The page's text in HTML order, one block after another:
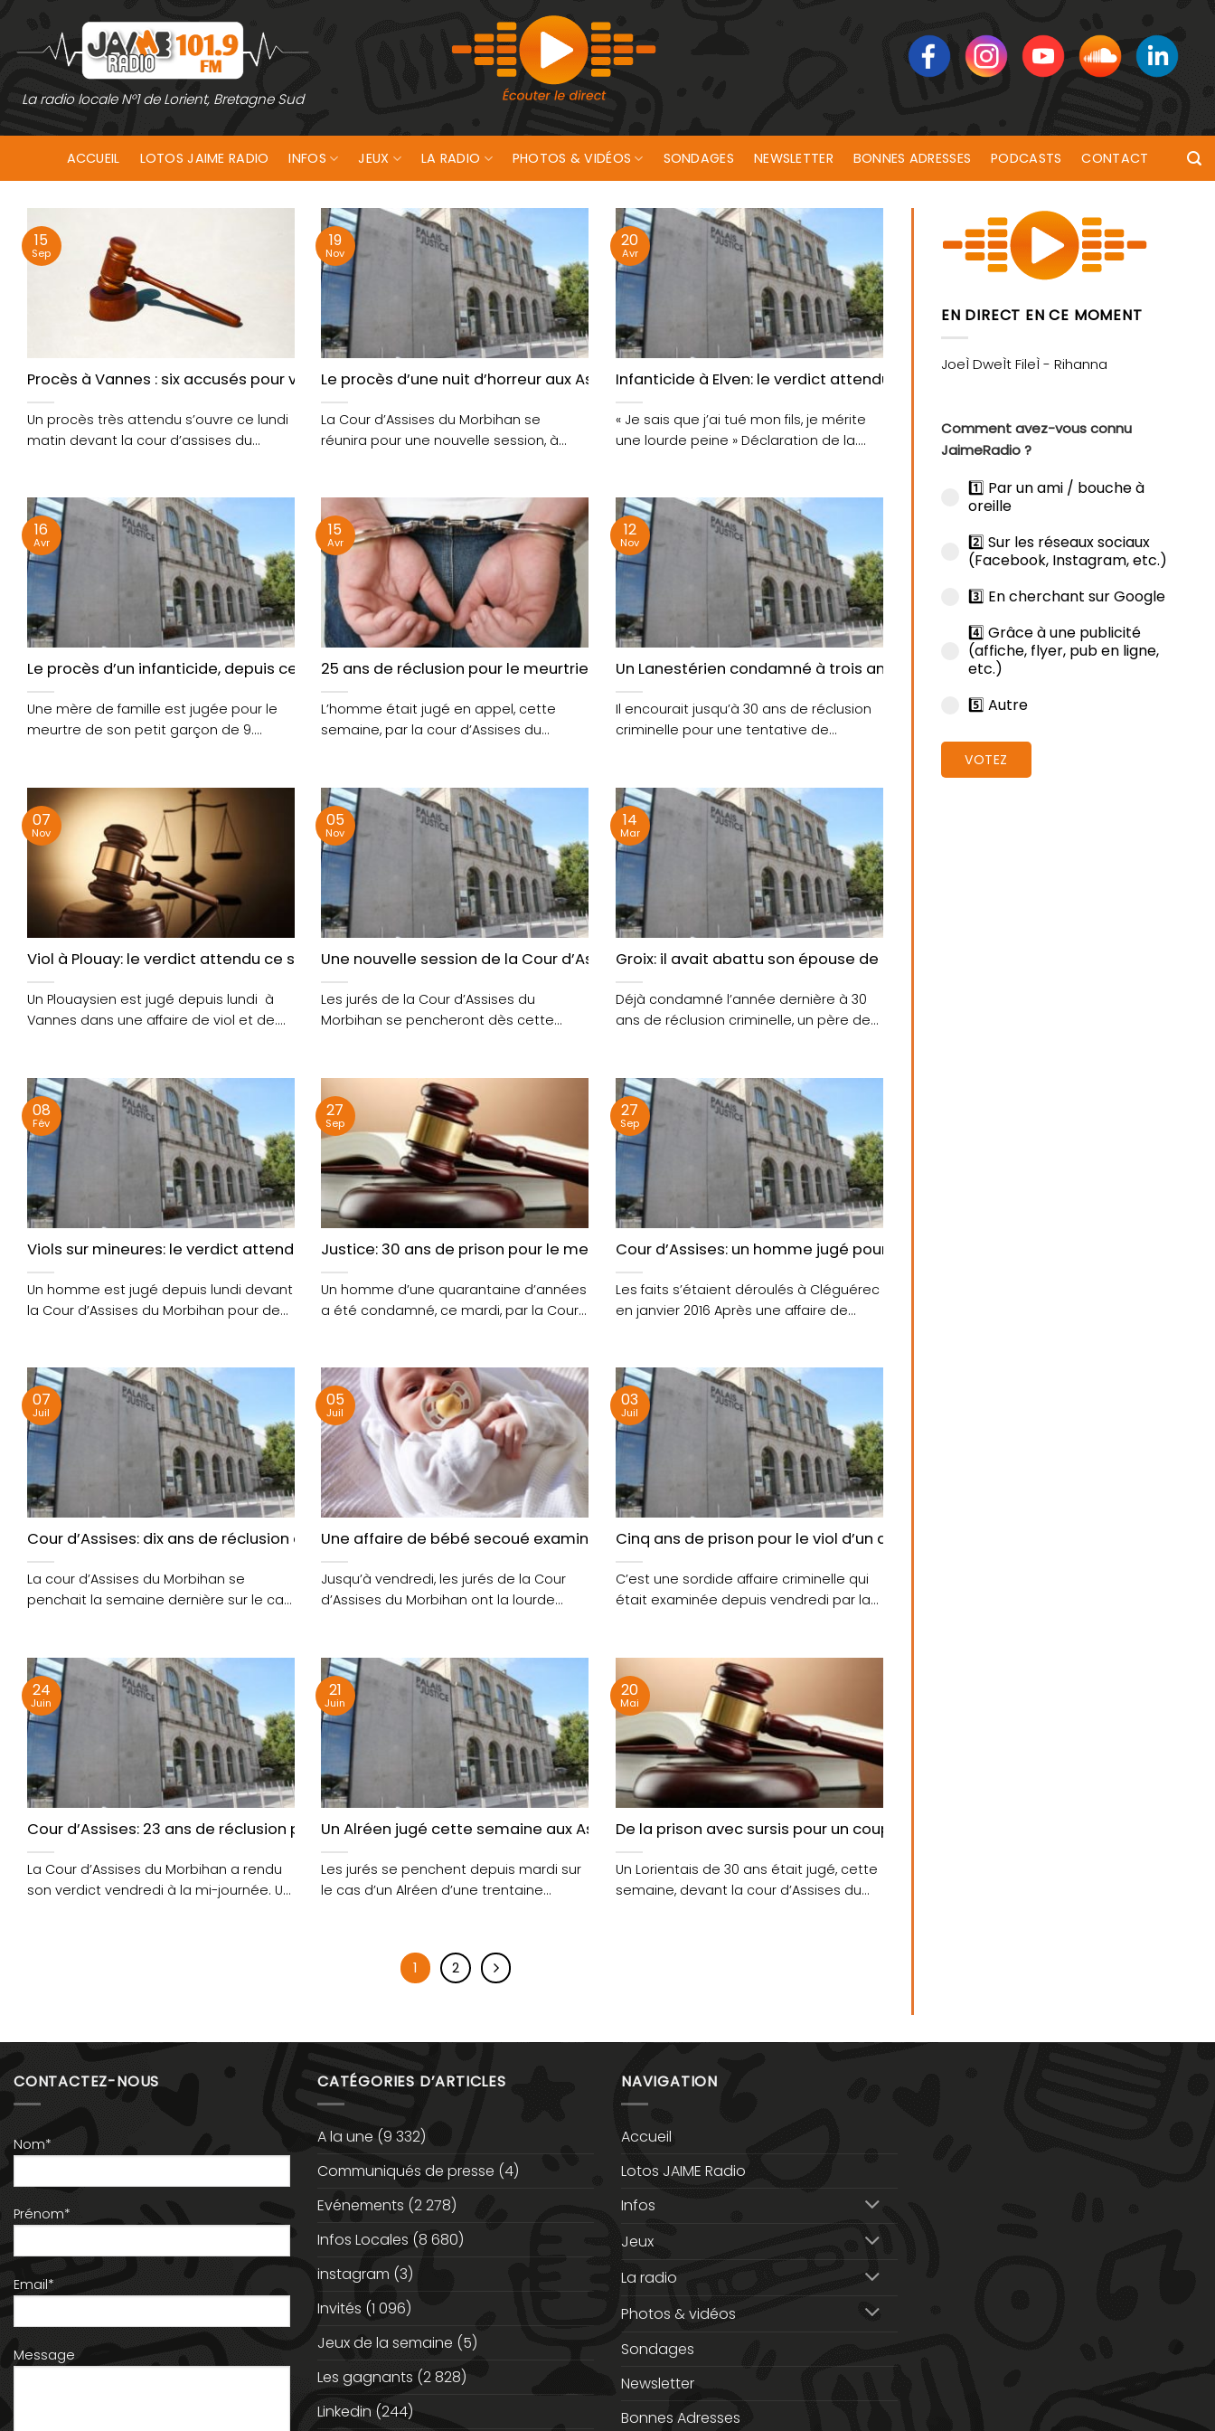
contenu
La radio locale N°1 de Lorient, Bretagne Sud
ACCUEIL LOTOS JAIME RADIO INFOS JEUX LA RADIO PHOTOS & VIDÉOS SONDAGES NEWSLETTER BONNES ADRESSES PODCASTS CONTACT
Procès à Vannes : six accusés pour violences à Lorient
Un procès très attendu s’ouvre ce lundi
matin devant la cour d’assises du
15
Sep
Le procès d’une nuit d’horreur aux Assises du Morbihan
La Cour d’Assises du Morbihan se
réunira pour une nouvelle session, à
19
Nov
Infanticide à Elven: le verdict attendu ce mardi
« Je sais que j’ai tué mon fils, je mérite
une lourde peine » Déclaration de la....
20
Avr
Le procès d’un infanticide, depuis ce matin aux Assises du Morbihan
Une mère de famille est jugée pour le
meurtre de son petit garçon de 9....
16
Avr
25 ans de réclusion pour le meurtrier quimpérois
L’homme était jugé en appel, cette
semaine, par la cour d’Assises du
15
Avr
Un Lanestérien condamné à trois ans de prison pour tentative de meurtre
Il encourait jusqu’à 30 ans de réclusion
criminelle pour une tentative de
12
Nov
Viol à Plouay: le verdict attendu ce soir
Un Plouaysien est jugé depuis lundi à
Vannes dans une affaire de viol et de....
07
Nov
Une nouvelle session de la Cour d’Assises du Morbihan à partir d’aujourd’hui
Les jurés de la Cour d’Assises du
Morbihan se pencheront dès cette
05
Nov
Groix: il avait abattu son épouse de plusieurs coups de fusil et sera rejugé en
Déjà condamné l’année dernière à 30
ans de réclusion criminelle, un père de
14
Mar
Viols sur mineures: le verdict attendu ce soir, à Vannes
Un homme est jugé depuis lundi devant
la Cour d’Assises du Morbihan pour des
08
Fév
Justice: 30 ans de prison pour le meurtre d’Auray
Un homme d’une quarantaine d’années
a été condamné, ce mardi, par la Cour
27
Sep
Cour d’Assises: un homme jugé pour tentative de meurtre
Les faits s’étaient déroulés à Cléguérec
en janvier 2016 Après une affaire de
27
Sep
Cour d’Assises: dix ans de réclusion criminelle pour le père du bébé secoué
La cour d’Assises du Morbihan se
penchait la semaine dernière sur le cas
07
Juil
Une affaire de bébé secoué examinée en ce moment à Vannes
Jusqu’à vendredi, les jurés de la Cour
d’Assises du Morbihan ont la lourde
05
Juil
Cinq ans de prison pour le viol d’un adolescent
C’est une sordide affaire criminelle qui
était examinée depuis vendredi par la
03
Juil
Cour d’Assises: 23 ans de réclusion pour le meurtre de sa compagne
La Cour d’Assises du Morbihan a rendu
son verdict vendredi à la mi-journée. Un
24
Juin
Un Alréen jugé cette semaine aux Assises du Morbihan
Les jurés se penchent depuis mardi sur
le cas d’un Alréen d’une trentaine
21
Juin
De la prison avec sursis pour un coup de poing mortel
Un Lorientais de 30 ans était jugé, cette
semaine, devant la cour d’Assises du
20
Mai
1 2
EN DIRECT EN CE MOMENT
Comment avez-vous connu
JaimeRadio ?
1️⃣ Par un ami / bouche à
oreille
2️⃣ Sur les réseaux sociaux
(Facebook, Instagram, etc.)
3️⃣ En cherchant sur Google
4️⃣ Grâce à une publicité
(affiche, flyer, pub en ligne,
etc.)
5️⃣ Autre
VOTEZ
CONTACTEZ-NOUS
Nom*
Prénom*
Email*
Message
CATÉGORIES D’ARTICLES
A la une (9 332)
Communiqués de presse (4)
Evénements (2 278)
Infos Locales (8 680)
instagram (3)
Invités (1 096)
Jeux de la semaine (5)
Les gagnants (2 828)
Linkedin (244)
NAVIGATION
Accueil
Lotos JAIME Radio
Infos
Jeux
La radio
Photos & vidéos
Sondages
Newsletter
Bonnes Adresses